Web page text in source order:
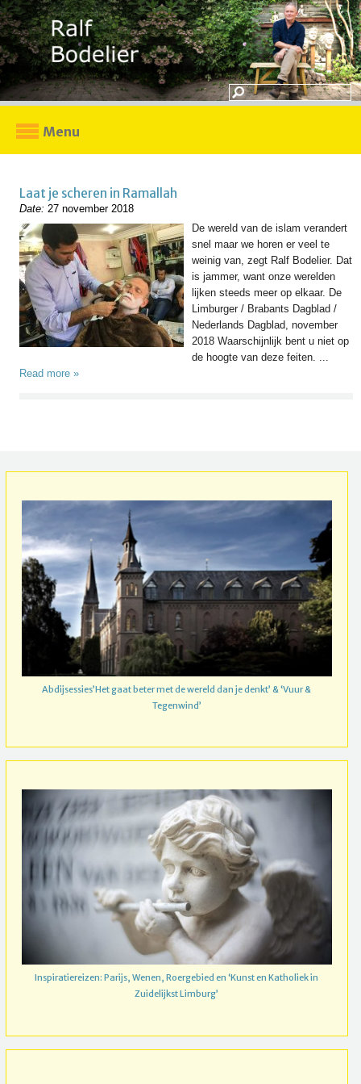
Menu
Laat je scheren in Ramallah
Date: 27 november 2018
De wereld van de islam verandert
snel maar we horen er veel te
weinig van, zegt Ralf Bodelier. Dat
is jammer, want onze werelden
lijken steeds meer op elkaar. De
Limburger / Brabants Dagblad /
Nederlands Dagblad, november
2018 Waarschijnlijk bent u niet op
de hoogte van deze feiten. ...
Read more »
Abdijsessies’Het gaat beter met de wereld dan je denkt’ & ‘Vuur &
Tegenwind’
Inspiratiereizen: Parijs, Wenen, Roergebied en ‘Kunst en Katholiek in
Zuidelijkst Limburg’